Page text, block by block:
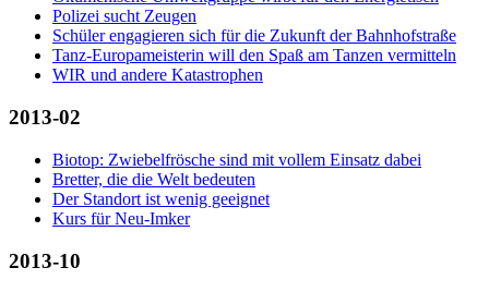
Polizei sucht Zeugen
Schüler engagieren sich für die Zukunft der Bahnhofstraße
Tanz-Europameisterin will den Spaß am Tanzen vermitteln
WIR und andere Katastrophen
2013-02
Biotop: Zwiebelfrösche sind mit vollem Einsatz dabei
Bretter, die die Welt bedeuten
Der Standort ist wenig geeignet
Kurs für Neu-Imker
2013-10